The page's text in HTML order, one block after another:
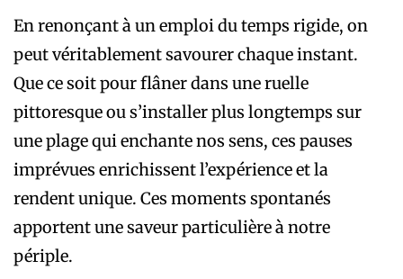
En renonçant à un emploi du temps rigide, on
peut véritablement savourer chaque instant.
Que ce soit pour flâner dans une ruelle
pittoresque ou s’installer plus longtemps sur
une plage qui enchante nos sens, ces pauses
imprévues enrichissent l’expérience et la
rendent unique. Ces moments spontanés
apportent une saveur particulière à notre
périple.